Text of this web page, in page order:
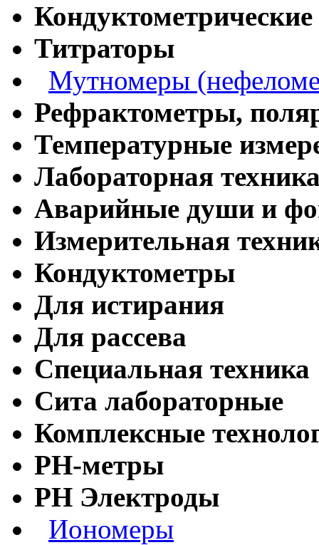
Титраторы
Мутномеры
Рефрактометры,
Температурные
Лабораторная
Аварийные души и
Измерительная
Кондуктометры
Для истирания
Для рассева
Специальная техника
Сита лабораторные
Комплексные
РН-метры
РН Электроды
Иономеры